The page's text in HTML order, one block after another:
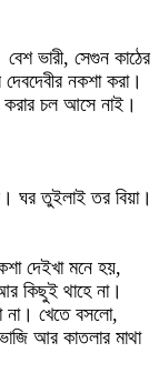
ভারী, সেগুন কাঠের
নকশা করা।
চল আসে নাই।
ঘর তুইলাই তর বিয়া।
দেইখা মনে হয়,
কিছুই থাহে না।
না। খেতে বসলো,
আর কাতলার মাথা